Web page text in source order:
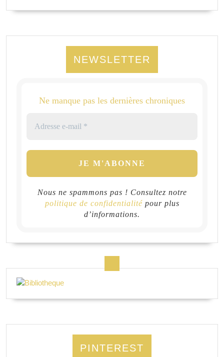
NEWSLETTER
Ne manque pas les dernières chroniques
Nous ne spammons pas ! Consultez notre
politique de confidentialitépour plus
d’informations.
PINTEREST